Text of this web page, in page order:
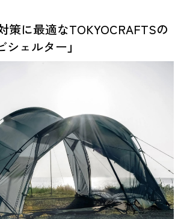
策に最適なTOKYOCRAFTSの
シェルター」